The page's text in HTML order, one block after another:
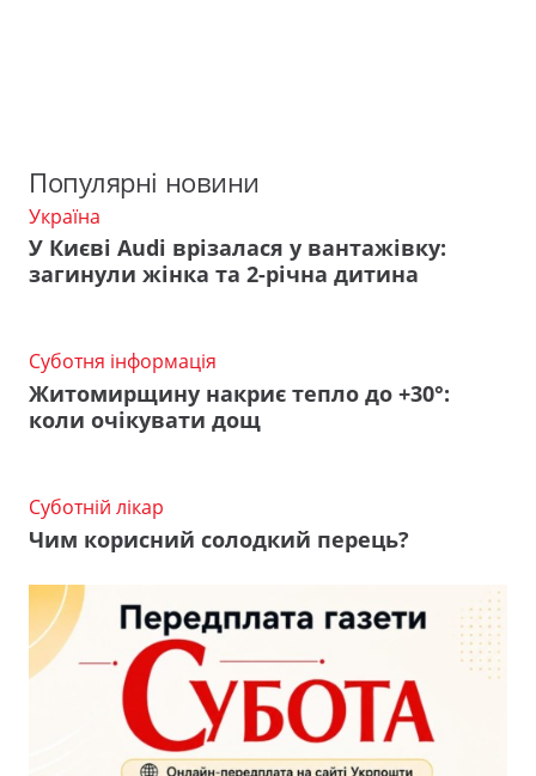
Популярні новини
Україна
У Києві Audi врізалася у вантажівку:
загинули жінка та 2-річна дитина
Суботня інформація
Житомирщину накриє тепло до +30°:
коли очікувати дощ
Суботній лікар
Чим корисний солодкий перець?